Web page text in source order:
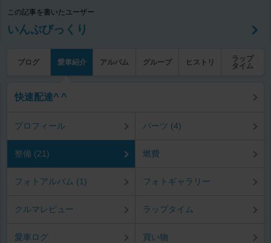
この記事を書いたユーザー
いんぷびっくり
ブログ 愛車紹介 アルバム グループ ヒストリ
ラップ
タイム
快速配達^ ^
プロフィール パーツ (4)
整備 (21) 燃費
フォトアルバム (1) フォトギャラリー
クルマレビュー ラップタイム
愛車ログ 買い物